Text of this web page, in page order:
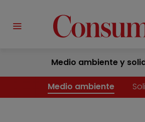
Medio ambiente y
Medio ambiente